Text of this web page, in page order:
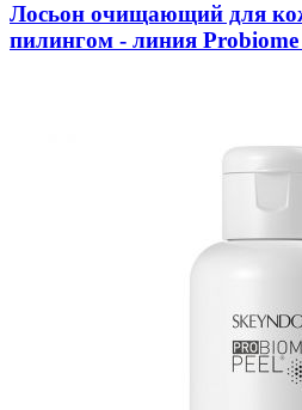
Лосьон очищающий для
пилингом - линия Probiome